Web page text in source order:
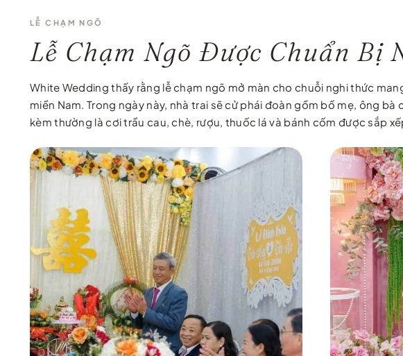
LỄ CHẠM NGÕ
Lễ Chạm Ngõ Được Chuẩn Bị
White Wedding thấy rằng lễ chạm ngõ mở màn cho chuỗi nghi thức
miền Nam. Trong ngày này, nhà trai sẽ cử phái đoàn gồm bố mẹ, ông
kèm thường là cơi trầu cau, chè, rượu, thuốc lá và bánh cốm được sắp